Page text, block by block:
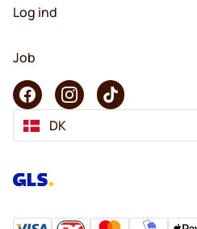
Log ind
Job
DK